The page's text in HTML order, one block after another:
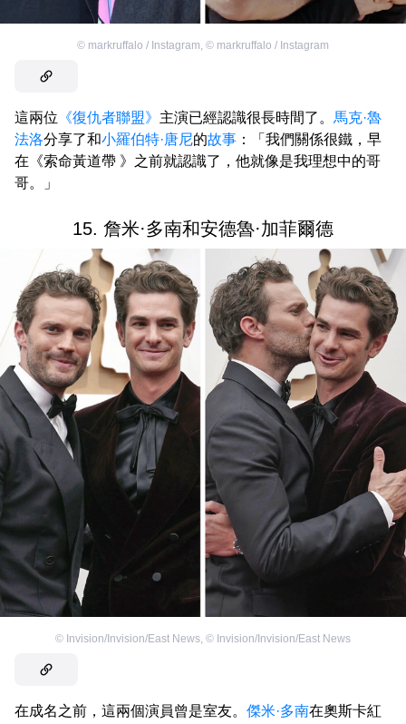
© markruffalo / Instagram © markruffalo / Instagram
這兩位 《復仇者聯盟》 主演已經認識很長時間了。 馬克·魯
法洛分享了和小羅伯特·唐尼的故事 ：「我們關係很鐵，早
在《索命黃道帶 》之前就認識了，他就像是我理想中的哥
哥。」
15. 詹米·多南和安德魯·加菲爾德
© Invision/Invision/East News © Invision/Invision/East News
在成名之前，這兩個演員曾是室友。 傑米·多南在奧斯卡紅